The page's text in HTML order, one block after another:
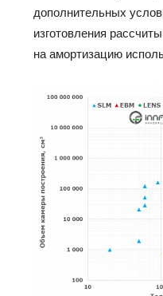
дополнительных
изготовления
на амортизацию